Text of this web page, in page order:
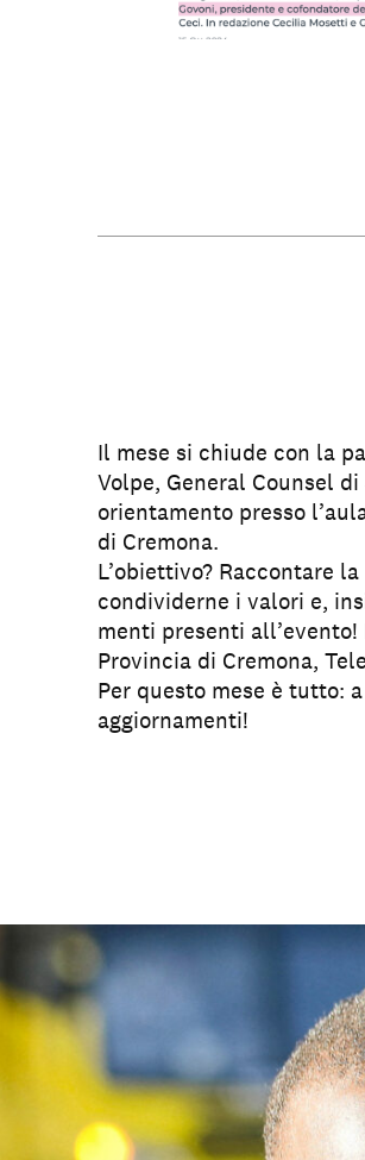
Il mese si chiude con la
Volpe, General Counsel
orientamento presso
di Cremona.
L’obiettivo? Raccontare
condividerne i valori e,
menti presenti
Provincia di Cremona,
Per questo mese è tutto:
aggiornamenti!